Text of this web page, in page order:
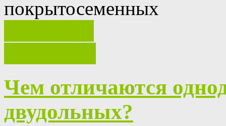
покрытосеменных
Чем отличаются
двудольных?